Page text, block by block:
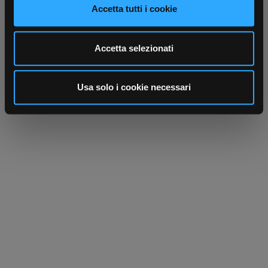
dalla Dichiarazione sui cookie.
Utilizziamo i cookie per personalizzare contenuti ed
analizzare il nostro traffico. Condividiamo inoltre
informazioni sul modo in cui utilizza il nostro sito con i
nostri partner che si occupano di analisi dei dati web,
pubblicità e social media, i quali potrebbero combinarle
Accetta tutti i cookie
Accetta selezionati
Usa solo i cookie necessari